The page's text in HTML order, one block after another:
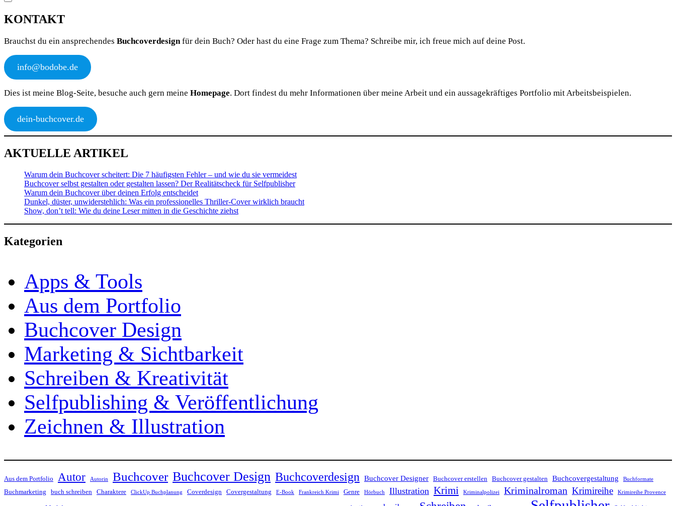
KONTAKT
Brauchst du ein ansprechendes Buchcoverdesignfür dein Buch? Oder hast du eine Frage zum Thema? Schreibe mir, ich freue mich auf deine Post.
info@bodobe.de
Dies ist meine Blog-Seite, besuche auch gern meine Homepage. Dort findest du mehr Informationen über meine Arbeit und ein aussagekräftiges Portfolio mit Arbeitsbeispielen.
dein-buchcover.de
AKTUELLE ARTIKEL
Warum dein Buchcover scheitert: Die 7 häufigsten Fehler – und wie du sie vermeidest
Buchcover selbst gestalten oder gestalten lassen? Der Realitätscheck für Selfpublisher
Warum dein Buchcover über deinen Erfolg entscheidet
Dunkel, düster, unwiderstehlich: Was ein professionelles Thriller-Cover wirklich braucht
Show, don’t tell: Wie du deine Leser mitten in die Geschichte ziehst
Kategorien
Apps & Tools
Aus dem Portfolio
Buchcover Design
Marketing & Sichtbarkeit
Schreiben & Kreativität
Selfpublishing & Veröffentlichung
Zeichnen & Illustration
Aus dem Portfolio Autor Autorin Buchcover Buchcover Design Buchcoverdesign Buchcover Designer Buchcover erstellen Buchcover gestalten Buchcovergestaltung Buchformate
Buchmarketing buch schreiben Charaktere ClickUp Buchplanung Coverdesign Covergestaltung E-Book Frankreich Krimi Genre Hörbuch Illustration Krimi Kriminalpolizei Kriminalroman Krimireihe Krimireihe Provence